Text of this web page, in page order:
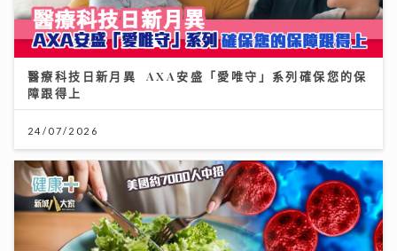
醫療科技日新月異 AXA安盛「愛唯守」系列確保您的保
障跟得上
24/07/2026